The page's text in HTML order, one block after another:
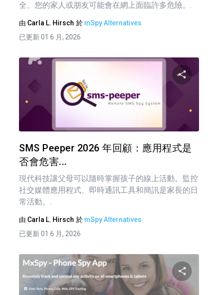
全。您的家人或朋友可能會在網上面臨許多危險。.
由 Carla L. Hirsch 於 mSpy Alternatives
已更新 01 6 月, 2026
SMS Peeper 2026 年回顧：應用程式是
否會危害...
現代科技讓父母可以隨時掌握孩子的線上活動。監控
社交媒體應用程式、即時通訊工具和簡訊是家長的日
常活動。.
由 Carla L. Hirsch 於 mSpy Alternatives
已更新 01 6 月, 2026